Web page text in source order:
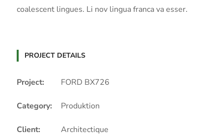
coalescent lingues. Li nov lingua franca va esser.
PROJECT DETAILS
Project: FORD BX726
Category: Produktion
Client: Architectique